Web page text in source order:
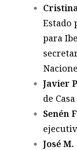
Estado
para
Javier
de
Senén
José